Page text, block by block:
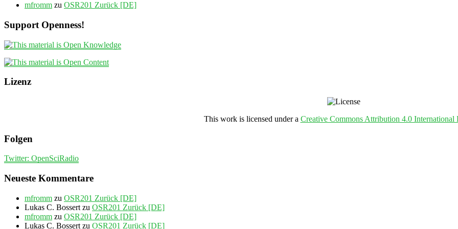
mfromm zu OSR201 Zurück [DE]
Support Openness!
Lizenz
This work is licensed under a Creative Commons Attribution 4.0 International
Folgen
Twitter: OpenSciRadio
Neueste Kommentare
mfromm zu OSR201 Zurück [DE]
Lukas C. Bossert zu OSR201 Zurück [DE]
mfromm zu OSR201 Zurück [DE]
Lukas C. Bossert zu OSR201 Zurück [DE]